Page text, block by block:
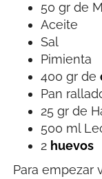
50 gr de
Aceite
Sal
Pimienta
400 gr de
Pan
25 gr de
500 ml
2 huevos
Para empezar